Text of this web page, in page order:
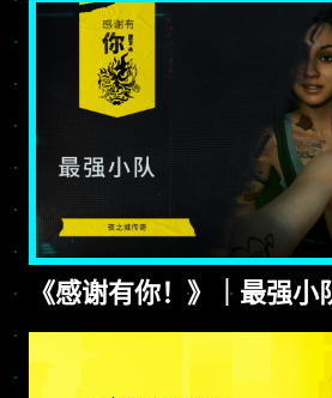
《感谢有你！》｜最强小